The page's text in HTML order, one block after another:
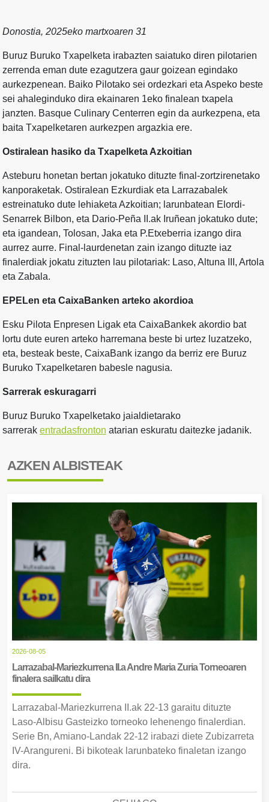
Donostia, 2025eko martxoaren 31
Buruz Buruko Txapelketa irabazten saiatuko diren pilotarien
zerrenda eman dute ezagutzera gaur goizean egindako
aurkezpenean. Baiko Pilotako sei ordezkari eta Aspeko beste
sei ahaleginduko dira ekainaren 1eko finalean txapela
janzten. Basque Culinary Centerren egin da aurkezpena, eta
baita Txapelketaren aurkezpen argazkia ere.
Ostiralean hasiko da Txapelketa Azkoitian
Asteburu honetan bertan jokatuko dituzte final-zortzirenetako
kanporaketak. Ostiralean Ezkurdiak eta Larrazabalek
estreinatuko dute lehiaketa Azkoitian; larunbatean Elordi-
Senarrek Bilbon, eta Dario-Peña II.ak Iruñean jokatuko dute;
eta igandean, Tolosan, Jaka eta P.Etxeberria izango dira
aurrez aurre. Final-laurdenetan zain izango dituzte iaz
finalerdiak jokatu zituzten lau pilotariak: Laso, Altuna III, Artola
eta Zabala.
EPELen eta CaixaBanken arteko akordioa
Esku Pilota Enpresen Ligak eta CaixaBankek akordio bat
lortu dute euren arteko harremana beste bi urtez luzatzeko,
eta, besteak beste, CaixaBank izango da berriz ere Buruz
Buruko Txapelketaren babesle nagusia.
Sarrerak eskuragarri
Buruz Buruko Txapelketako jaialdietarako
sarrerak entradasfronton atarian eskuratu daitezke jadanik.
AZKEN ALBISTEAK
2026-08-05
Larrazabal-Mariezkurrena II.a Andre Maria Zuria Torneoaren
finalera sailkatu dira
Larrazabal-Mariezkurrena II.ak 22-13 garaitu dituzte
Laso-Albisu Gasteizko torneoko lehenengo finalerdian.
Serie Bn, Amiano-Landak 22-12 irabazi diete Zubizarreta
IV-Arangureni. Bi bikoteak larunbateko finaletan izango
dira.